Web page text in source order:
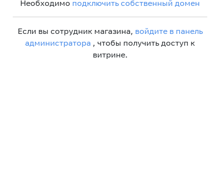
Необходимо подключить собственный домен
Если вы сотрудник магазина, войдите в панель
администратора , чтобы получить доступ к
витрине.